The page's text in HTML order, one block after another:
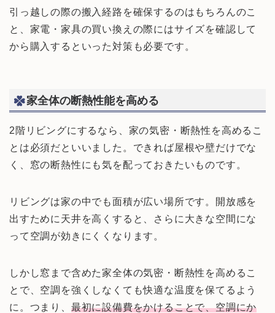
引っ越しの際の搬入経路を確保するのはもちろんのこ
と、家電・家具の買い換えの際にはサイズを確認して
から購入するといった対策も必要です。
家全体の断熱性能を高める
2階リビングにするなら、家の気密・断熱性を高めるこ
とは必須だといいました。できれば屋根や壁だけでな
く、窓の断熱性にも気を配っておきたいものです。
リビングは家の中でも面積が広い場所です。開放感を
出すために天井を高くすると、さらに大きな空間にな
って空調が効きにくくなります。
しかし窓まで含めた家全体の気密・断熱性を高めるこ
とで、空調を強くしなくても快適な温度を保てるよう
に。つまり、 最初に設備費をかけることで、空調にか